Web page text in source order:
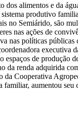
alimentos e da
produtivo
no Semiárido, são
nas ações de
nas políticas públicas
de produção
da renda adquirida
Cooperativa
aumentou seu